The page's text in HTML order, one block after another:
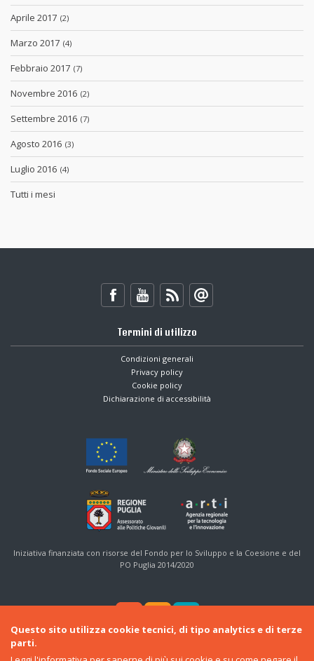
Aprile 2017 (2)
Marzo 2017 (4)
Febbraio 2017 (7)
Novembre 2016 (2)
Settembre 2016 (7)
Agosto 2016 (3)
Luglio 2016 (4)
Tutti i mesi
Termini di utilizzo
Condizioni generali
Privacy policy
Cookie policy
Dichiarazione di accessibilità
Iniziativa finanziata con risorse del Fondo per lo Sviluppo e la Coesione e del
PO Puglia 2014/2020
Questo sito utilizza cookie tecnici, di tipo analytics e di terze
parti.